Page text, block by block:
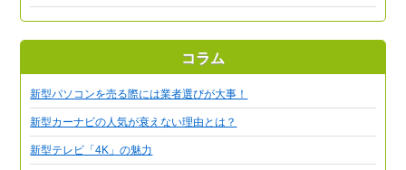
コラム
新型パソコンを売る際には業者選びが大事！
新型カーナビの人気が衰えない理由とは？
新型テレビ「4K」の魅力